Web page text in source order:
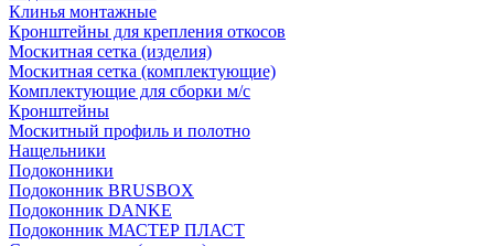
Клинья монтажные
Кронштейны для крепления откосов
Москитная сетка (изделия)
Москитная сетка (комплектующие)
Комплектующие для сборки м/с
Кронштейны
Москитный профиль и полотно
Нащельники
Подоконники
Подоконник BRUSBOX
Подоконник DANKE
Подоконник МАСТЕР ПЛАСТ